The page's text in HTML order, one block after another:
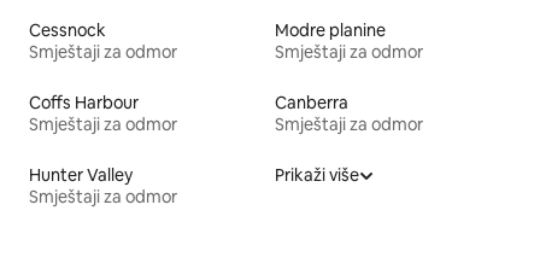
Cessnock
Smještaji za odmor
Modre planine
Smještaji za odmor
Coffs Harbour
Smještaji za odmor
Canberra
Smještaji za odmor
Hunter Valley
Smještaji za odmor
Prikaži više